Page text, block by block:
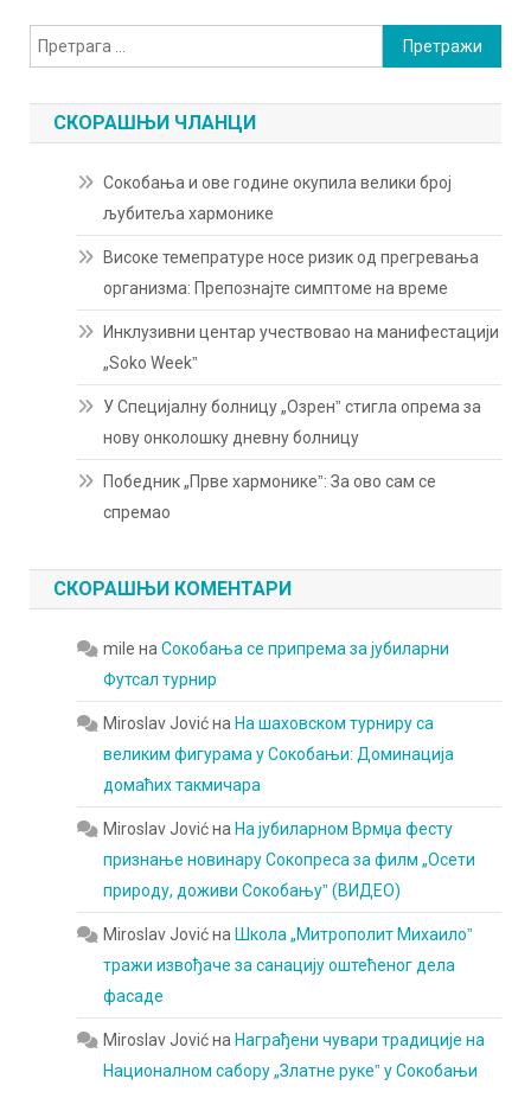
Претрага
за:
СКОРАШЊИ ЧЛАНЦИ
Сокобања и ове године окупила велики број
љубитеља хармонике
Високе темепратуре носе ризик од прегревања
организма: Препознајте симптоме на време
Инклузивни центар учествовао на манифестацији
„Soko Weekˮ
У Специјалну болницу „Озренˮ стигла опрема за
нову онколошку дневну болницу
Победник „Прве хармоникеˮ: За ово сам се
спремао
СКОРАШЊИ КОМЕНТАРИ
mile наСокобања се припрема за јубиларни
Футсал турнир
Miroslav Jovićна На шаховском турниру са
великим фигурама у Сокобањи: Доминација
домаћих такмичара
Miroslav Jovićна На јубиларном Врмџа фесту
признање новинару Сокопреса за филм „Осети
природу, доживи Сокобањуˮ (ВИДЕО)
Miroslav Jovićна Школа „Митрополит Михаилоˮ
тражи извођаче за санацију оштећеног дела
фасаде
Miroslav Jovićна Награђени чувари традиције на
Националном сабору „Златне рукеˮ у Сокобањи